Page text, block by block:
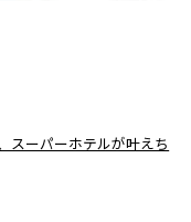
スーパーホテルが叶えち